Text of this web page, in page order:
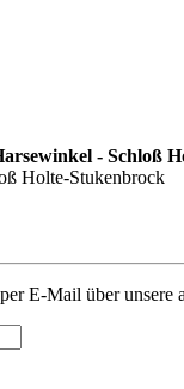
- Schloß
Holte-Stukenbrock
E-Mail über unsere